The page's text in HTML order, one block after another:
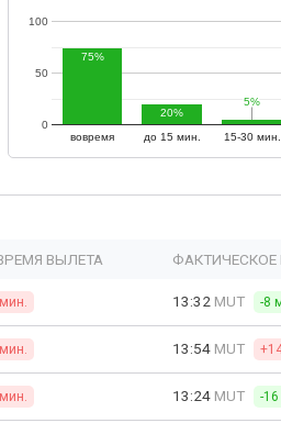
вовремя до 15 мин. 15-30 мин.
0
50
100
75%
20%
5%
5%
ВЫЛЕТА ФАКТИЧЕСКОЕ
13:32 MUT -8
13:54 MUT
13:24 MUT -